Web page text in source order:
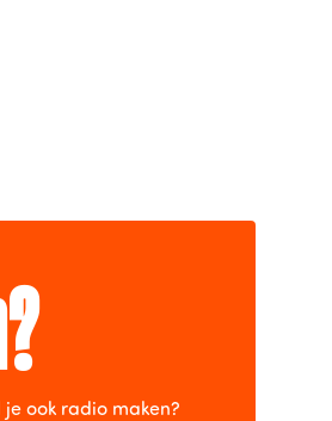
ook radio maken?